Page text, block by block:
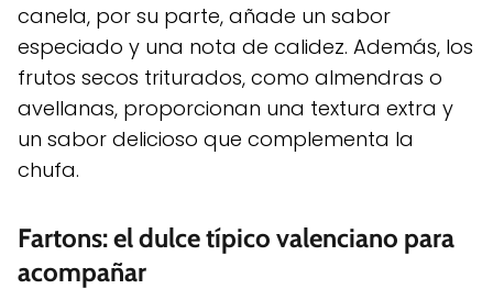
canela, por su parte, añade un sabor
especiado y una nota de calidez. Además, los
frutos secos triturados, como almendras o
avellanas, proporcionan una textura extra y
un sabor delicioso que complementa la
chufa.
Fartons: el dulce típico valenciano para
acompañar